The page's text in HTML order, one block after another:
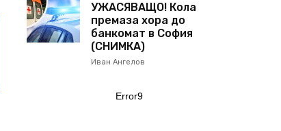
УЖАСЯВАЩО! Кола
премаза хора до
банкомат в София
(СНИМКА)
Иван Ангелов
Error9